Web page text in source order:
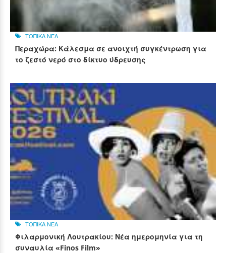
ΤΟΠΙΚΑ ΝΕΑ
Περαχώρα: Κάλεσμα σε ανοιχτή συγκέντρωση για
το ζεστό νερό στο δίκτυο ύδρευσης
ΤΟΠΙΚΑ ΝΕΑ
Φιλαρμονική Λουτρακίου: Νέα ημερομηνία για τη
συναυλία «Finos Film»